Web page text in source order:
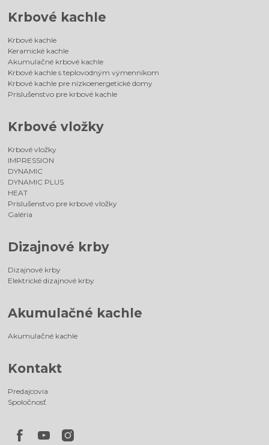
Krbové kachle
Krbové kachle
Keramické kachle
Akumulačné krbové kachle
Krbové kachle s teplovodným výmenníkom
Krbové kachle pre nízkoenergetické domy
Príslušenstvo pre krbové kachle
Krbové vložky
Krbové vložky
IMPRESSION
DYNAMIC
DYNAMIC PLUS
HEAT
Príslušenstvo pre krbové vložky
Galéria
Dizajnové krby
Dizajnové krby
Elektrické dizajnové krby
Akumulačné kachle
Akumulačné kachle
Kontakt
Predajcovia
Spoločnosť